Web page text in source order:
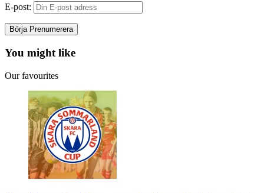
E-post:
You might like
Our favourites